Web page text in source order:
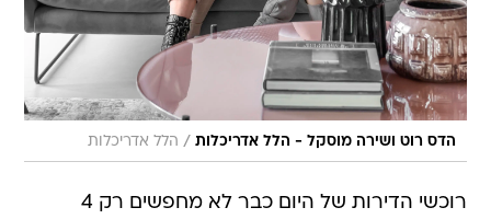
הדס רוט ושירה מוסקל - הלל אדריכלות / הלל אדריכלות
רוכשי הדירות של היום כבר לא מחפשים רק 4